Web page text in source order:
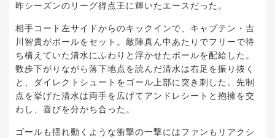
昨シーズンのリーグ得点王に輝いたエースだった。
相手コート左サイドからのキックインで、キャプテン・吉
川智貴がボールをセット。敵陣真ん中あたりでフリーで待
ち構えていた清水にふわりと浮かせたボールを配給した。
数歩下がりながら落下地点を読んだ清水は右足を振り抜く
と、ダイレクトシュートをゴール上部に突き刺した。先制
点を挙げた清水は両手を広げてアンドレシートと抱擁を交
わし、喜びを分かち合った。
ゴールも揺れ動くような衝撃の一撃にはファンもリアクシ